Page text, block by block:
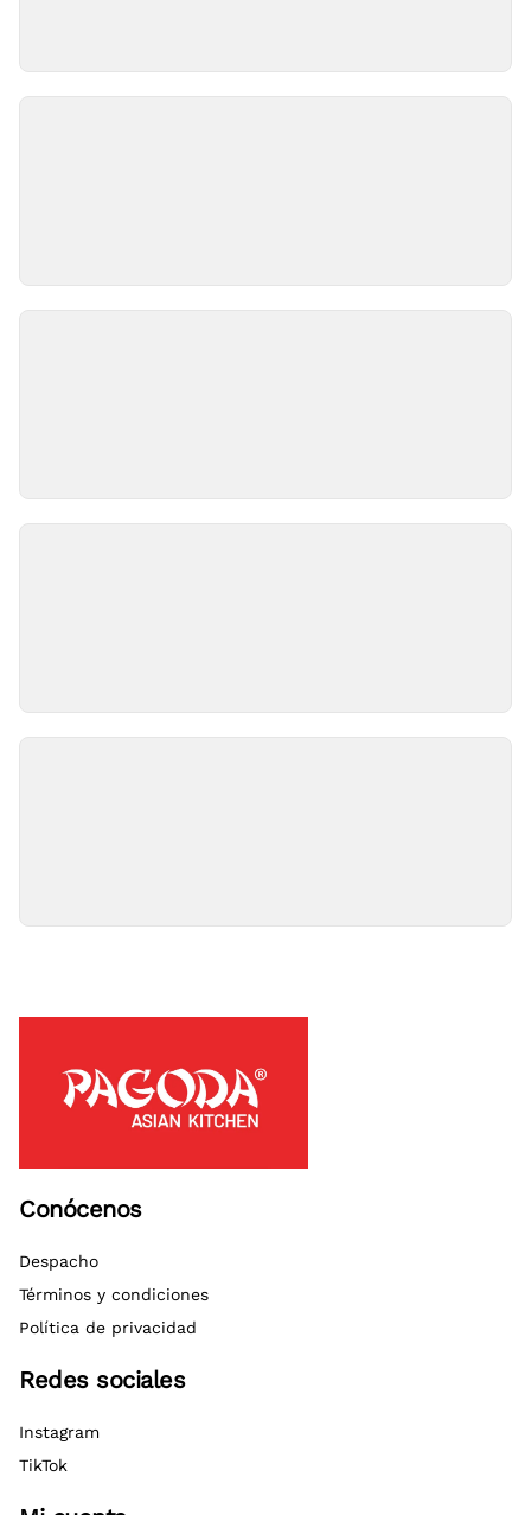
Conócenos
Despacho
Términos y condiciones
Política de privacidad
Redes sociales
Instagram
TikTok